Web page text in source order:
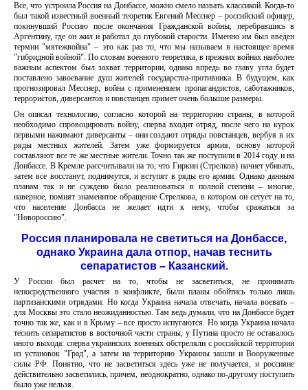
Все, что устроила Россия на Донбассе, можно смело назвать классикой. Когда-то
был такой известный военный теоретик Евгений Месснер – российский офицер,
покинувший Россию после окончания Гражданской войны, перебравшись в
Аргентину, где он жил и работал до глубокой старости. Именно им был введен
термин "мятежвойна" – это как раз то, что мы называем в настоящее время
"гибридной войной". По словам военного теоретика, в прежних войнах наиболее
важным аспектом был захват территории, однако впредь во главу угла будет
поставлено завоевание душ жителей государства-противника. В будущем, как
прогнозировал Месснер, война с применением пропагандистов, саботажников,
террористов, диверсантов и повстанцев примет очень большие размеры.
Он описал технологию, согласно которой на территорию страны, в которой
необходимо спровоцировать войну, сперва входит отряд, после чего на курок
первыми нажимают диверсанты – они создают отряды повстанцев, вербуя в их
ряды местных жителей. Затем уже формируется армия, основу которой
составляют все те же местные жители. Точно так же поступили в 2014 году и на
Донбассе. В Кремле рассчитывали на то, что Гиркин (Стрелков) начнет убивать,
затем все восстанут, поднимутся, и вступят в ряды его армии. Однако данным
планам так и не суждено было реализоваться в полной степени – многие,
наверное, помнят знаменитое обращение Стрелкова, в котором он сетует на то,
что население Донбасса не желает идти к нему, чтобы сражаться за
"Новороссию".
Россия планировала не светиться на Донбассе,
однако Украина дала отпор, начав теснить
сепаратистов – Казанский.
У России был расчет на то, чтобы не засветиться, не принимать
непосредственного участия в конфликте, были планы обойтись только лишь
партизанскими отрядами. Но когда Украина начала отвечать, начала воевать –
для Москвы это стало неожиданностью. Там ведь думали, что на Донбассе будет
точно так же, как и в Крыму – все просто испугаются. Но когда Украина начала
теснить сепаратистов в восточной части страны, у Путина просто не оставалось
иного выхода: сперва украинских военных обстреляли с российской территории
из установок "Град", а затем на территорию Украины зашли и Вооруженные
силы РФ. Понятно, что не засветиться здесь уже не получается, и россияне
действительно засветились, причем, неоднократно, однако по-другому поступить
было уже нельзя.